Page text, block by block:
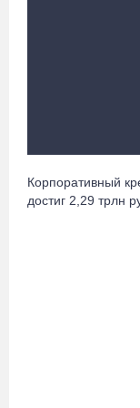
10 пьяных
вологодские гаишники
Корпоративный
достиг 2,29 трлн